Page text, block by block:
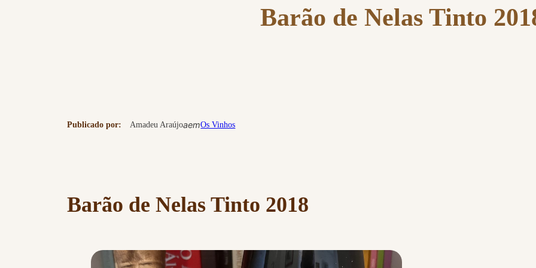
Barão de Nelas Tinto
Publicado por: Amadeu AraújoaemOs Vinhos
Barão de Nelas Tinto 2018